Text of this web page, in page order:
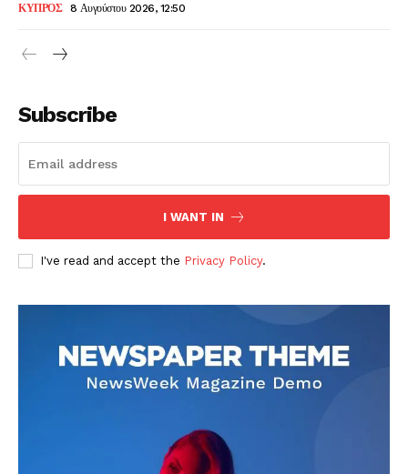
ΚΥΠΡΟΣ 8 Αυγούστου 2026, 12:50
Subscribe
I WANT IN
I've read and accept the Privacy Policy.